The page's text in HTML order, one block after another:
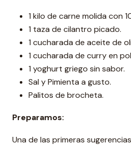
1 kilo de carne molida con
1 taza de cilantro picado.
1 cucharada de aceite de
1 cucharada de curry en
1 yoghurt griego sin sabor.
Sal y Pimienta a gusto.
Palitos de brocheta.
Preparamos:
Una de las primeras